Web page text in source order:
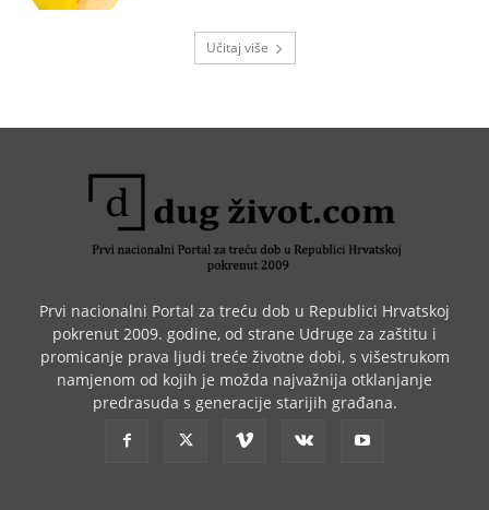
Učitaj više
Prvi nacionalni Portal za treću dob u Republici Hrvatskoj
pokrenut 2009. godine, od strane Udruge za zaštitu i
promicanje prava ljudi treće životne dobi, s višestrukom
namjenom od kojih je možda najvažnija otklanjanje
predrasuda s generacije starijih građana.